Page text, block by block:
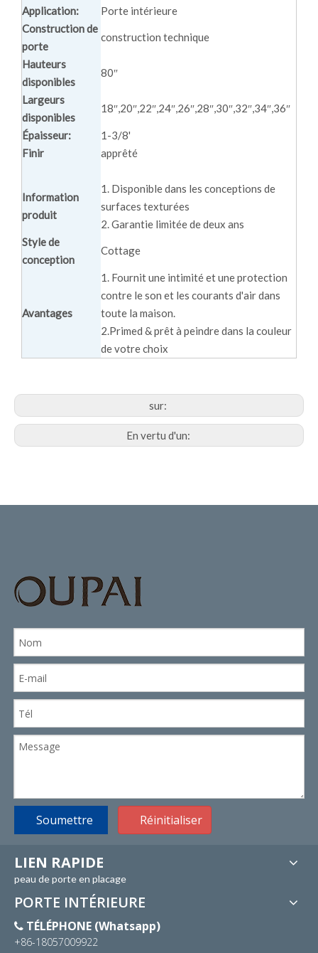
Application:
Porte intérieure
Construction de
porte
construction technique
Hauteurs
disponibles
80″
Largeurs
disponibles
18″,20″,22″,24″,26″,28″,30″,32″,34″,36″
Épaisseur:
1-3/8'
Finir
apprêté
Information
produit
1. Disponible dans les conceptions de
surfaces texturées
2. Garantie limitée de deux ans
Style de
conception
Cottage
Avantages
1. Fournit une intimité et une protection
contre le son et les courants d'air dans
toute la maison.
2.Primed & prêt à peindre dans la couleur
de votre choix
sur:
En vertu d'un:
Soumettre Réinitialiser
LIEN RAPIDE
peau de porte en placage
PORTE INTÉRIEURE
 TÉLÉPHONE (Whatsapp)
+86-18057009922